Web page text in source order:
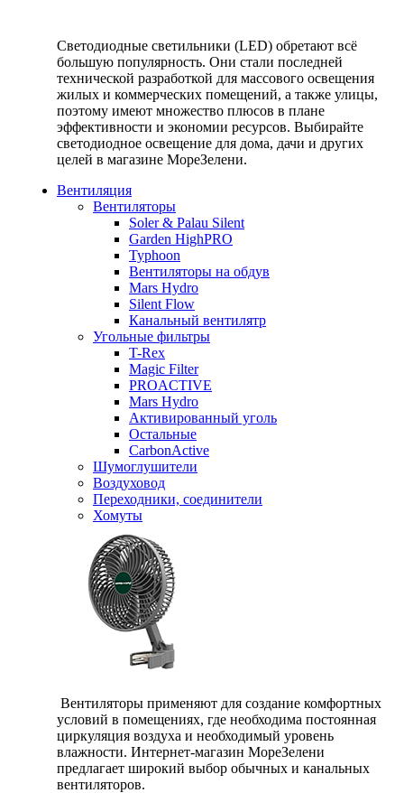
Светодиодные светильники (LED) обретают всё
большую популярность. Они стали последней
технической разработкой для массового освещения
жилых и коммерческих помещений, а также улицы,
поэтому имеют множество плюсов в плане
эффективности и экономии ресурсов. Выбирайте
светодиодное освещение для дома, дачи и других
целей в магазине МореЗелени.
Вентиляция
Вентиляторы
Soler & Palau Silent
Garden HighPRO
Typhoon
Вентиляторы на обдув
Mars Hydro
Silent Flow
Канальный вентилятр
Угольные фильтры
T-Rex
Magic Filter
PROACTIVE
Mars Hydro
Активированный уголь
Остальные
CarbonActive
Шумоглушители
Воздуховод
Переходники, соединители
Хомуты
Вентиляторы применяют для создание комфортных
условий в помещениях, где необходима постоянная
циркуляция воздуха и необходимый уровень
влажности. Интернет-магазин МореЗелени
предлагает широкий выбор обычных и канальных
вентиляторов.